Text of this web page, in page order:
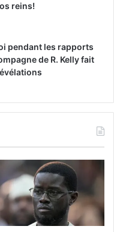
reins!
pendant les rapports
de R. Kelly fait